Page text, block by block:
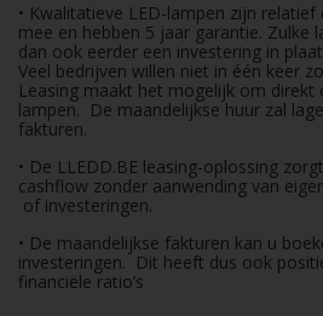
• Kwalitatieve LED-lampen zijn
mee en hebben 5 jaar garantie. Zulke
dan ook eerder een investering in
Veel bedrijven willen niet in één keer
Leasing maakt het mogelijk om direkt
lampen. De maandelijkse huur zal
fakturen.
• De LLEDD.BE leasing-oplossing
cashflow zonder aanwending van
of investeringen.
• De maandelijkse fakturen kan u
investeringen. Dit heeft dus ook
financiële ratio’s